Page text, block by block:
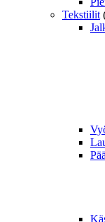
Tekstiilit